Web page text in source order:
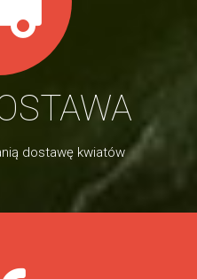
dostawę kwiatów